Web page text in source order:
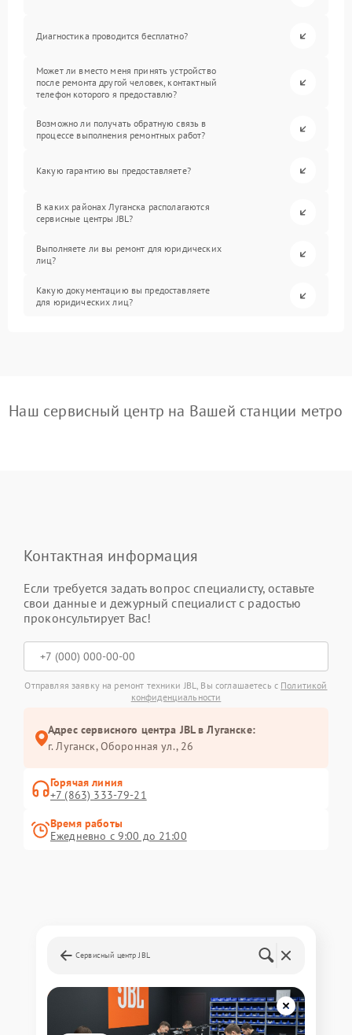
Диагностика проводится бесплатно?
Может ли вместо меня принять устройство
после ремонта другой человек, контактный
телефон которого я предоставлю?
Возможно ли получать обратную связь в
процессе выполнения ремонтных работ?
Какую гарантию вы предоставляете?
В каких районах Луганска располагаются
сервисные центры JBL?
Выполняете ли вы ремонт для юридических
лиц?
Какую документацию вы предоставляете
для юридических лиц?
Наш сервисный центр на Вашей станции метро
Контактная информация
Если требуется задать вопрос специалисту, оставьте
свои данные и дежурный специалист с радостью
проконсультирует Вас!
Отправляя заявку на ремонт техники JBL, Вы соглашаетесь с Политикой
конфиденциальности
Адрес сервисного центра JBL в Луганске:
г. Луганск, Оборонная ул., 26
Горячая линия
+7 (863) 333-79-21
Время работы
Ежедневно с 9:00 до 21:00
Сервисный центр JBL